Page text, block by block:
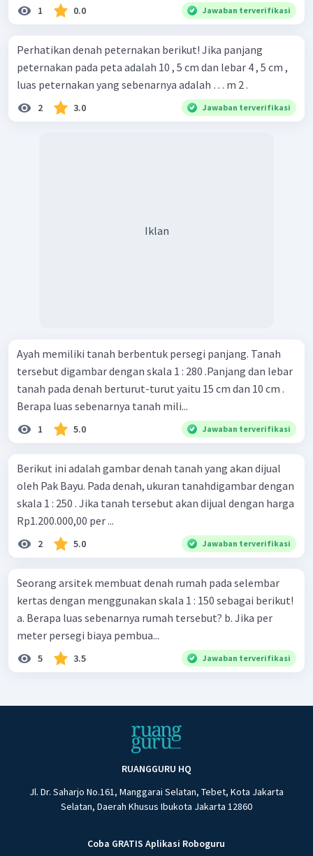
1 0.0 Jawaban terverifikasi
Perhatikan denah peternakan berikut! Jika panjang
peternakan pada peta adalah 10 , 5 cm dan lebar 4 , 5 cm ,
luas peternakan yang sebenarnya adalah … m 2 .
2 3.0 Jawaban terverifikasi
Iklan
Ayah memiliki tanah berbentuk persegi panjang. Tanah
tersebut digambar dengan skala 1 : 280 .Panjang dan lebar
tanah pada denah berturut-turut yaitu 15 cm dan 10 cm .
Berapa luas sebenarnya tanah mili...
1 5.0 Jawaban terverifikasi
Berikut ini adalah gambar denah tanah yang akan dijual
oleh Pak Bayu. Pada denah, ukuran tanahdigambar dengan
skala 1 : 250 . Jika tanah tersebut akan dijual dengan harga
Rp1.200.000,00 per ...
2 5.0 Jawaban terverifikasi
Seorang arsitek membuat denah rumah pada selembar
kertas dengan menggunakan skala 1 : 150 sebagai berikut!
a. Berapa luas sebenarnya rumah tersebut? b. Jika per
meter persegi biaya pembua...
5 3.5 Jawaban terverifikasi
RUANGGURU HQ
Jl. Dr. Saharjo No.161, Manggarai Selatan, Tebet, Kota Jakarta
Selatan, Daerah Khusus Ibukota Jakarta 12860
Coba GRATIS Aplikasi Roboguru